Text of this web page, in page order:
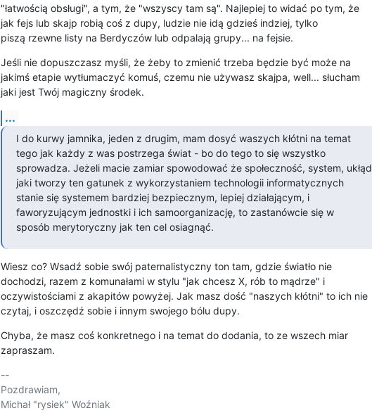
"łatwością obsługi", a tym, że "wszyscy tam są". Najlepiej to widać po tym, że
jak fejs lub skajp robią coś z dupy, ludzie nie idą gdzieś indziej, tylko
piszą rzewne listy na Berdyczów lub odpalają grupy... na fejsie.
Jeśli nie dopuszczasz myśli, że żeby to zmienić trzeba będzie być może na
jakimś etapie wytłumaczyć komuś, czemu nie używasz skajpa, well... słucham
jaki jest Twój magiczny środek.
...
I do kurwy jamnika, jeden z drugim, mam dosyć waszych kłótni na temat
tego jak każdy z was postrzega świat - bo do tego to się wszystko
sprowadza. Jeżeli macie zamiar spowodować że społeczność, system, ukłąd
jaki tworzy ten gatunek z wykorzystaniem technologii informatycznych
stanie się systemem bardziej bezpiecznym, lepiej działającym, i
faworyzującym jednostki i ich samoorganizację, to zastanówcie się w
sposób merytoryczny jak ten cel osiagnąć.
Wiesz co? Wsadź sobie swój paternalistyczny ton tam, gdzie światło nie
dochodzi, razem z komunałami w stylu "jak chcesz X, rób to mądrze" i
oczywistościami z akapitów powyżej. Jak masz dość "naszych kłótni" to ich nie
czytaj, i oszczędź sobie i innym swojego bólu dupy.
Chyba, że masz coś konkretnego i na temat do dodania, to ze wszech miar
zapraszam.
--
Pozdrawiam,
Michał "rysiek" Woźniak